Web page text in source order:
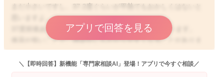
まだ小さいですし、37.2度ぐらいが平熱でもおかしくはないと
思いますよ。
37度前後あった方が抵抗力も強くて良いようにも思います。
体温が低いことで、感染症にもかかりやすくなることがありま
す。
一時的に37.5〜37.6になることがあっても薄着にさせてみたり
アプリで回答を見る
＼【即時回答】新機能「専門家相談AI」登場！アプリで今すぐ相談／